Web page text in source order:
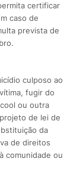
certificar
caso de
prevista de
culposo ao
fugir do
ou outra
de lei de
da
de direitos
comunidade ou